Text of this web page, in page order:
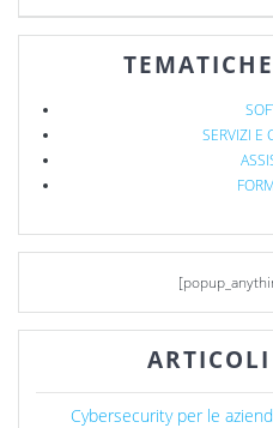
SERVIZI E
Cybersecurity per le